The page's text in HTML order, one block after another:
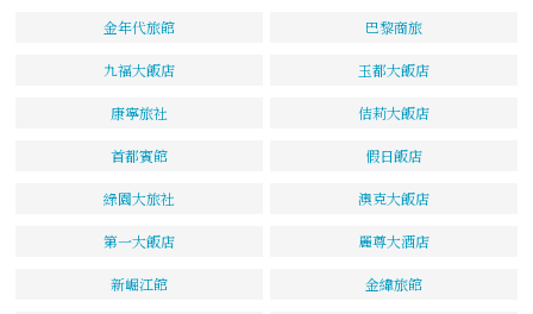
金年代旅館 巴黎商旅
九福大飯店 玉都大飯店
康寧旅社 佶莉大飯店
首都賓館 假日飯店
綠園大旅社 澳克大飯店
第一大飯店 麗尊大酒店
新崛江館 金緯旅館